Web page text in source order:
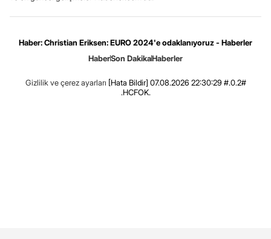
Haber: Christian Eriksen: EURO 2024'e odaklanıyoruz - Haberler
HaberSon DakikaHaberler
Gizlilik ve çerez ayarları [Hata Bildir] 07.08.2026 22:30:29 #.0.2#
.HCFOK.